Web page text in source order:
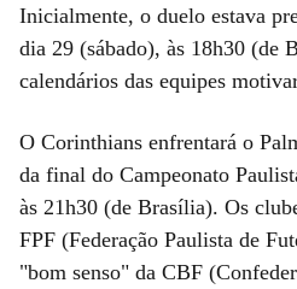
Inicialmente, o duelo estava
dia 29 (sábado), às 18h30 (de
calendários das equipes
O Corinthians enfrentará o
da final do Campeonato
às 21h30 (de Brasília). Os
FPF (Federação Paulista de
"bom senso" da CBF